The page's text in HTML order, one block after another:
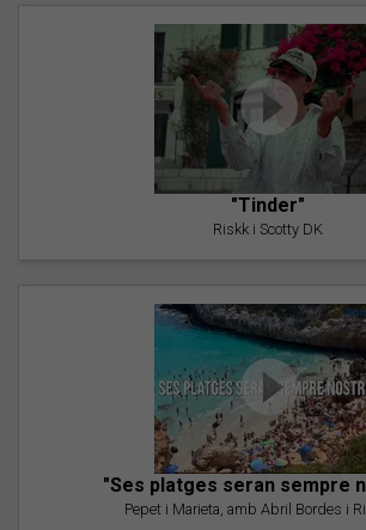
"Tinder"
Riskk i Scotty DK
"Ses platges seran sempre
Pepet i Marieta, amb Abril Bordes i